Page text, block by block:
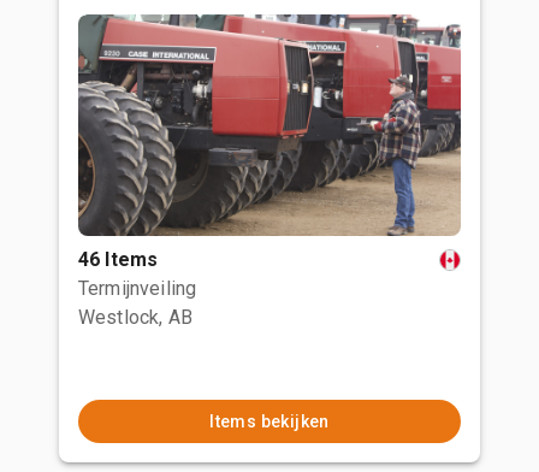
46 Items
Termijnveiling
Westlock, AB
Items bekijken